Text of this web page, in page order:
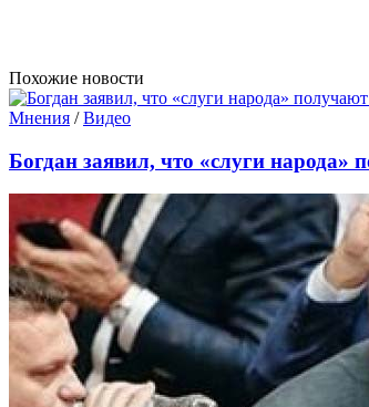
Похожие новости
Мнения /Видео
Богдан заявил, что «слуги народа»